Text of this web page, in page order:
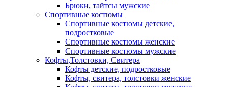
Брюки, тайтсы мужские
Спортивные костюмы
Спортивные костюмы детские,
подростковые
Спортивные костюмы женские
Спортивные костюмы мужские
Кофты,Толстовки, Свитера
Кофты детские, подростковые
Кофты, свитера, толстовки женские